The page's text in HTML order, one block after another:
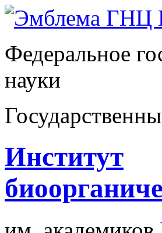
Федеральное
науки
Институт